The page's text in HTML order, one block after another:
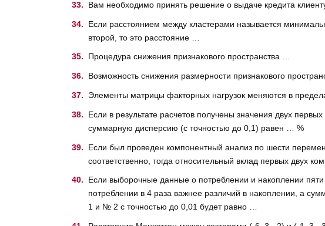
Вам необходимо принять решение о выдаче кредита
Если расстоянием между кластерами называется
второй, то это расстояние …
Процедура снижения признакового пространства …
Возможность снижения размерности признакового
Элементы матрицы факторных нагрузок меняются в
Если в результате расчетов получены значения двух
суммарную дисперсию (с точностью до 0,1) равен … %
Если был проведен компонентный анализ по шести
соответственно, тогда относительный вклад первых двух
Если выборочные данные о потреблении и накоплении
потреблении в 4 раза важнее различий в накоплении, а
1 и № 2 с точностью до 0,01 будет равно …